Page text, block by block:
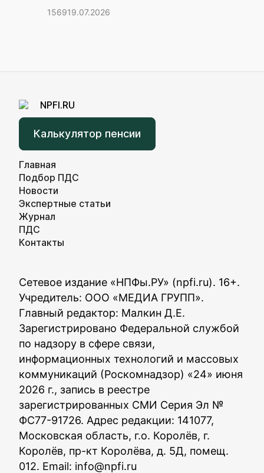
156919.07.2026
Калькулятор пенсии
Главная
Подбор ПДС
Новости
Экспертные статьи
Журнал
ПДС
Контакты
Сетевое издание «НПФы.РУ» (npfi.ru). 16+.
Учредитель: ООО «МЕДИА ГРУПП».
Главный редактор: Малкин Д.Е.
Зарегистрировано Федеральной службой
по надзору в сфере связи,
информационных технологий и массовых
коммуникаций (Роскомнадзор) «24» июня
2026 г., запись в реестре
зарегистрированных СМИ Серия Эл №
ФС77-91726. Адрес редакции: 141077,
Московская область, г.о. Королёв, г.
Королёв, пр-кт Королёва, д. 5Д, помещ.
012. Email: info@npfi.ru